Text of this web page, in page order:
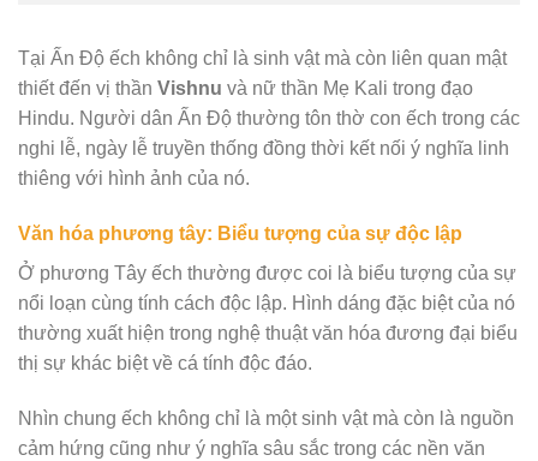
Tại Ấn Độ ếch không chỉ là sinh vật mà còn liên quan mật
thiết đến vị thần Vishnu và nữ thần Mẹ Kali trong đạo
Hindu. Người dân Ấn Độ thường tôn thờ con ếch trong các
nghi lễ, ngày lễ truyền thống đồng thời kết nối ý nghĩa linh
thiêng với hình ảnh của nó.
Văn hóa phương tây: Biểu tượng của sự độc lập
Ở phương Tây ếch thường được coi là biểu tượng của sự
nổi loạn cùng tính cách độc lập. Hình dáng đặc biệt của nó
thường xuất hiện trong nghệ thuật văn hóa đương đại biểu
thị sự khác biệt về cá tính độc đáo.
Nhìn chung ếch không chỉ là một sinh vật mà còn là nguồn
cảm hứng cũng như ý nghĩa sâu sắc trong các nền văn